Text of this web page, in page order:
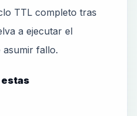
TTL completo tras
a ejecutar el
fallo.
estas